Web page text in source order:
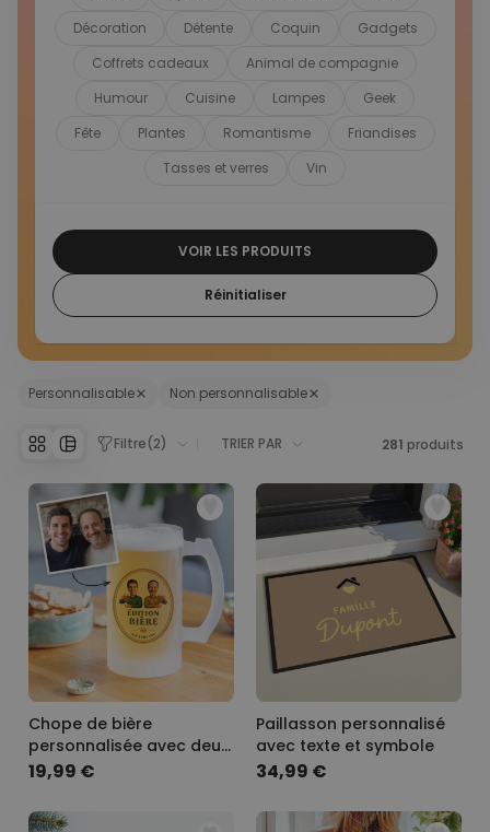
plus de 1.900
vendus
Personnalisable
personnalisé Édition limitée
29,99 €
Décoration
Détente Coquin
Gadgets
Coffrets cadeaux
Animal de compagnie
Humour
Cuisine Lampes
Geek
Fête
Plantes Romantisme
Friandises
Tasses et verres
Vin
Réinitialiser
VOIR LES PRODUITS
Personnalisable Non personnalisable
Filtre(2) TRIER PAR 281 produits
Chope de bière
personnalisée avec deux
visages et logo
19,99 €
Paillasson personnalisé
avec texte et symbole
34,99 €